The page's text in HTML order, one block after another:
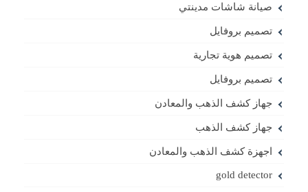
صيانة شاشات مدينتي
تصميم بروفايل
تصميم هوية تجارية
تصميم بروفايل
جهاز كشف الذهب والمعادن
جهاز كشف الذهب
اجهزة كشف الذهب والمعادن
gold detector